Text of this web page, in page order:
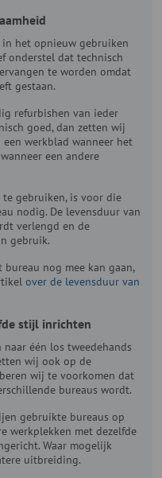
het opnieuw gebruiken
onderstel dat technisch
te worden omdat
gestaan.
refurbishen van ieder
goed, dan zetten wij
werkblad wanneer het
een andere
gebruiken, is voor die
nodig. De levensduur van
verlengd en de
gebruik.
nog mee kan gaan,
over de levensduur van
stijl inrichten
één los tweedehands
wij ook op de
wij te voorkomen dat
bureaus wordt.
gebruikte bureaus op
werkplekken met dezelfde
Waar mogelijk
uitbreiding.